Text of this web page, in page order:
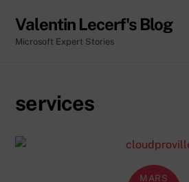
content
Valentin Lecerf's Blog
Microsoft Expert Stories
services
MARS